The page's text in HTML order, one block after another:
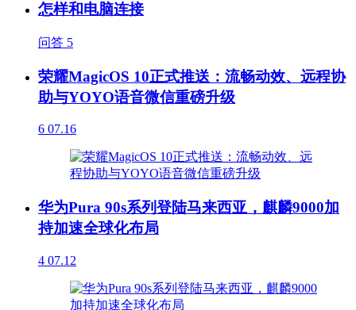
怎样和电脑连接
问答 5
荣耀MagicOS 10正式推送：流畅动效、远程协
助与YOYO语音微信重磅升级
6 07.16
华为Pura 90s系列登陆马来西亚，麒麟9000加
持加速全球化布局
4 07.12